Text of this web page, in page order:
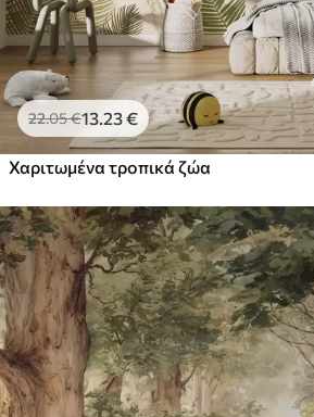
22.05€13.23€
Χαριτωμένα τροπικά ζώα